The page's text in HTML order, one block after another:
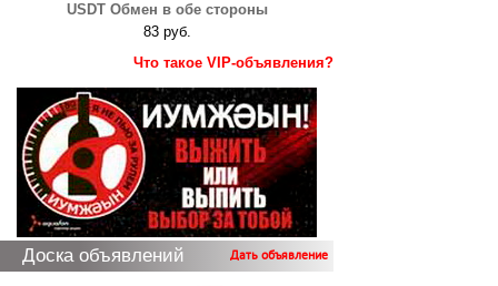
USDT Обмен в обе стороны
83 руб.
Что такое VIP-объявления?
Доска объявлений Дать объявление